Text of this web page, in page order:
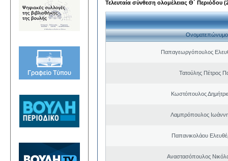
Τελευταία σύνθεση ολομέλειας Θ΄ Περιόδου
Ονοματεπώνυμο
Παπαγεωργόπουλος
Τατούλης Πέτρος
Κωστόπουλος
Λαμπρόπουλος
Παπανικολάου
Αναστασόπουλος